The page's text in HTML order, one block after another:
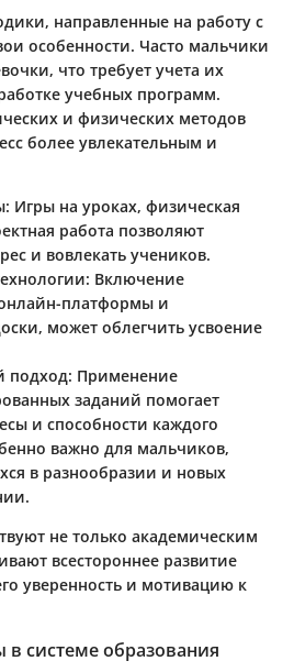
направленные на работу с
особенности. Часто мальчики
что требует учета их
учебных программ.
и физических методов
более увлекательным и
Игры на уроках, физическая
работа позволяют
и вовлекать учеников.
Включение
платформы и
может облегчить усвоение
подход: Применение
заданий помогает
и способности каждого
важно для мальчиков,
в разнообразии и новых
не только академическим
всестороннее развитие
уверенность и мотивацию к
системе образования